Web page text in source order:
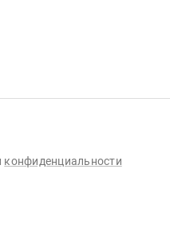
конфиденциальности